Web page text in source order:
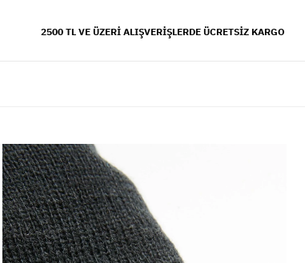
2500 TL VE ÜZERI ALIŞVERIŞLERDE ÜCRETSIZ KARGO
SAYFALAR
yaz koleksiyonu
ofis tarzı